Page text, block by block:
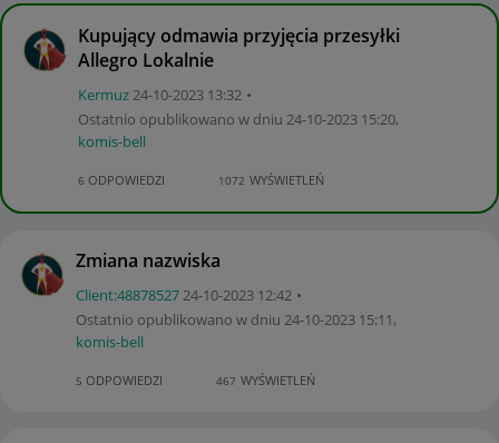
Kupujący odmawia przyjęcia przesyłki
Allegro Lokalnie
Kermuz‎24-10-2023 13:32
Ostatnio opublikowano w dniu ‎24-10-2023 15:20,
komis-bell
6 ODPOWIEDZI 1072 WYŚWIETLEŃ
Zmiana nazwiska
Client:48878527‎24-10-2023 12:42
Ostatnio opublikowano w dniu ‎24-10-2023 15:11,
komis-bell
5 ODPOWIEDZI 467 WYŚWIETLEŃ